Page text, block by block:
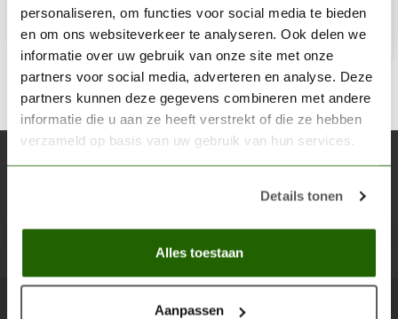
personaliseren, om functies voor social media te bieden
en om ons websiteverkeer te analyseren. Ook delen we
informatie over uw gebruik van onze site met onze
partners voor social media, adverteren en analyse. Deze
partners kunnen deze gegevens combineren met andere
informatie die u aan ze heeft verstrekt of die ze hebben
verzameld op basis van uw gebruik van hun services.
Details tonen
Alles toestaan
Aanpassen
Abonneer je op onze nieuwsbrief
Blijf op de hoogte over onze laatste acties